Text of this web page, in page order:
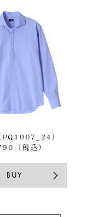
PQ1007_24）
（税込）
BUY